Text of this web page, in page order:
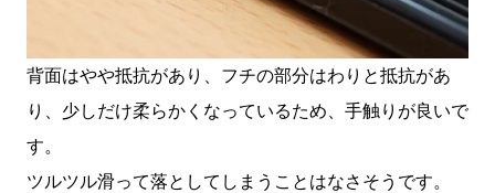
背面はやや抵抗があり、フチの部分はわりと抵抗があ
り、少しだけ柔らかくなっているため、手触りが良いで
す。
ツルツル滑って落としてしまうことはなさそうです。